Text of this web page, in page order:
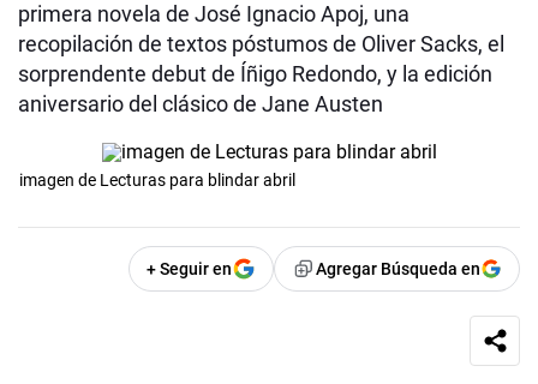
primera novela de José Ignacio Apoj, una
recopilación de textos póstumos de Oliver Sacks, el
sorprendente debut de Íñigo Redondo, y la edición
aniversario del clásico de Jane Austen
imagen de Lecturas para blindar abril
+ Seguir en Agregar Búsqueda en